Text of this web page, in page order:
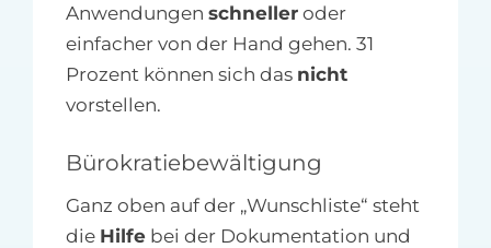
Anwendungen schnelleroder
einfacher von der Hand gehen. 31
Prozent können sich das nicht
vorstellen.
Bürokratiebewältigung
Ganz oben auf der „Wunschliste“ steht
die Hilfebei der Dokumentation und